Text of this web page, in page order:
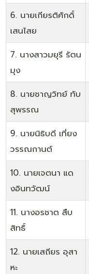
6. นายเกียรติศักดิ์
เสนไสย
7. นางสาวมยุรี รัตน
มุง
8. นายชาญวิทย์ ทับ
สุพรรณ
9. นายนิธิบดี เที่ยง
วรรณกานต์
10. นายเจตนา แด
งอินทวัฒน์
11. นางอรชาต สืบ
สิทธิ์
12. นายเสถียร อุสา
หะ